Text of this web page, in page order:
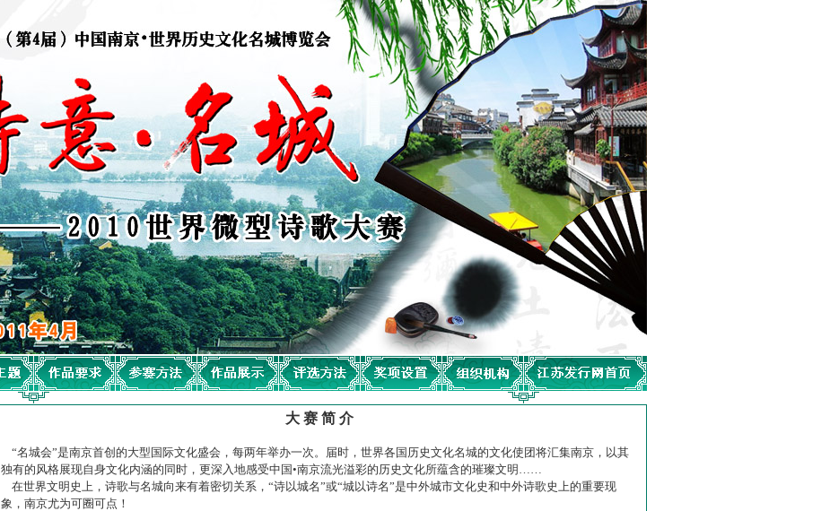
大 赛 简 介
“名城会”是南京首创的大型国际文化盛会，每两年举办一次。届时，世界各国历史文化名城的文化使团将汇集南京，以其
独有的风格展现自身文化内涵的同时，更深入地感受中国•南京流光溢彩的历史文化所蕴含的璀璨文明……
在世界文明史上，诗歌与名城向来有着密切关系，“诗以城名”或“城以诗名”是中外城市文化史和中外诗歌史上的重要现
象，南京尤为可圈可点！